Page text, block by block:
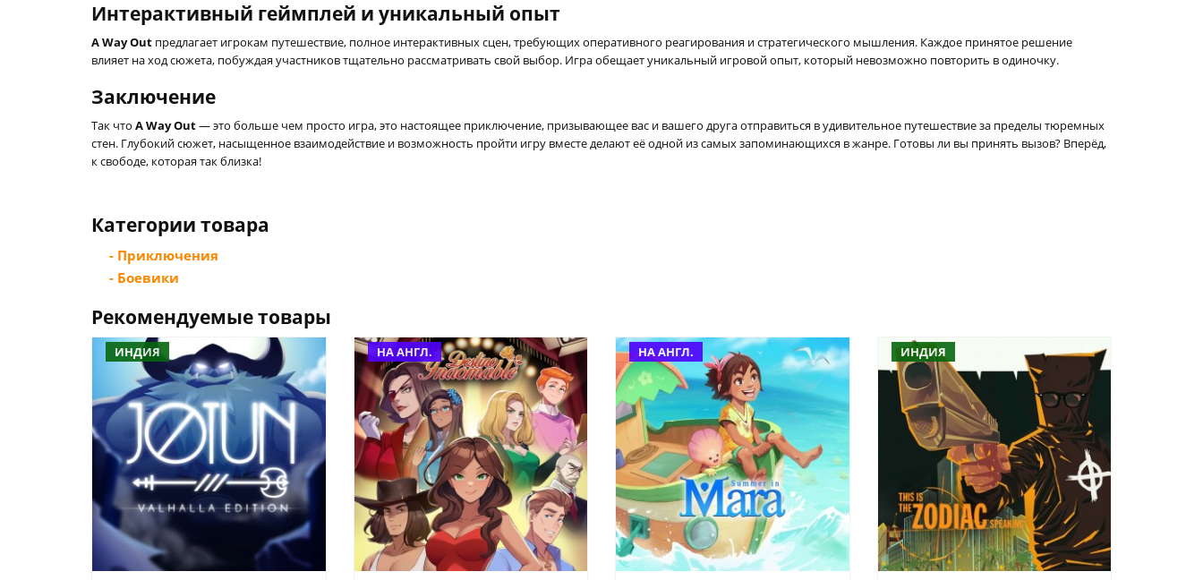
Интерактивный геймплей и уникальный опыт
A Way Out предлагает игрокам путешествие, полное интерактивных сцен, требующих оперативного реагирования и стратегического мышления. Каждое принятое решение
влияет на ход сюжета, побуждая участников тщательно рассматривать свой выбор. Игра обещает уникальный игровой опыт, который невозможно повторить в одиночку.
Заключение
Так что A Way Out— это больше чем просто игра, это настоящее приключение, призывающее вас и вашего друга отправиться в удивительное путешествие за пределы тюремных
стен. Глубокий сюжет, насыщенное взаимодействие и возможность пройти игру вместе делают её одной из самых запоминающихся в жанре. Готовы ли вы принять вызов? Вперёд,
к свободе, которая так близка!
Категории товара
- Приключения
- Боевики
Рекомендуемые товары
ИНДИЯ НА АНГЛ. НА АНГЛ. ИНДИЯ